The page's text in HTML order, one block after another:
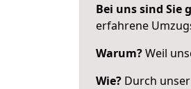
Bei uns sind Sie
erfahrene
Warum?Weil
Wie? Durch